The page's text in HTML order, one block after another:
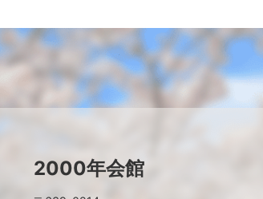
2000年会館